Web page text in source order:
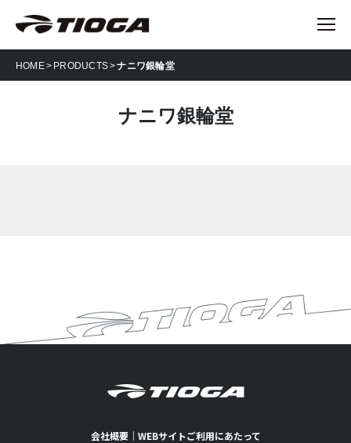
HOME PRODUCTS ナニワ銀輪堂
ナニワ銀輪堂
会社概要｜ WEBサイトご利用にあたって